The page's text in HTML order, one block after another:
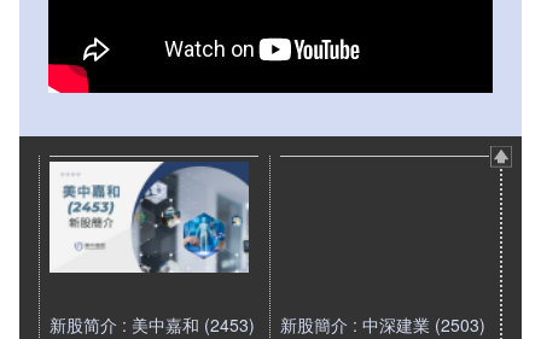
新股简介 : 美中嘉和 (2453)
新股簡介 : 中深建業 (2503)